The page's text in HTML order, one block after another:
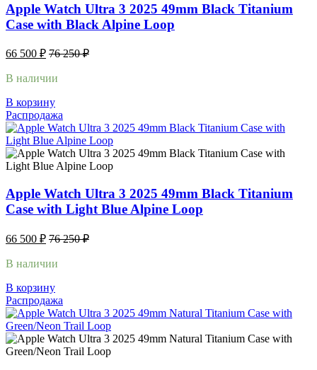
Apple Watch Ultra 3 2025 49mm Black Titanium
Case with Black Alpine Loop
66 500 ₽ 76 250₽
В наличии
В корзину
Распродажа
Apple Watch Ultra 3 2025 49mm Black Titanium
Case with Light Blue Alpine Loop
66 500 ₽ 76 250₽
В наличии
В корзину
Распродажа